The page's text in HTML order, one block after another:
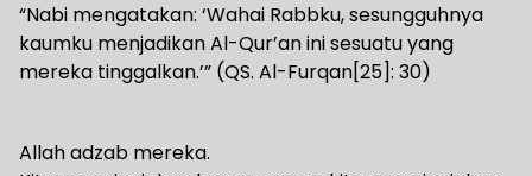
“Nabi mengatakan: ‘Wahai Rabbku, sesungguhnya
kaumku menjadikan Al-Qur’an ini sesuatu yang
mereka tinggalkan.’” (QS. Al-Furqan[25]: 30)
Allah adzab mereka.